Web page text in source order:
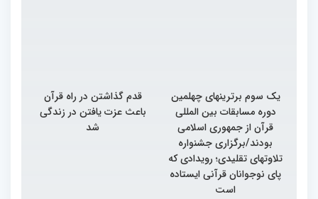
یک سوم برترینهای چهلمین
دوره مسابقات بین المللی
قرآن از جمهوری اسلامی
بودند/برگزاری جشنواره
تلاوتهای تقلیدی؛ رویدادی که
پای نوجوانان قرآنی ایستاده
است
قدم گذاشتن در راه قرآن
باعث عزت یافتن در زندگی
شد